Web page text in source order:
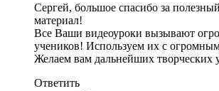
Сергей, большое спасибо за
материал!
Все Ваши видеоуроки вызывают
учеников! Используем их с
Желаем вам дальнейших творческих
Ответить